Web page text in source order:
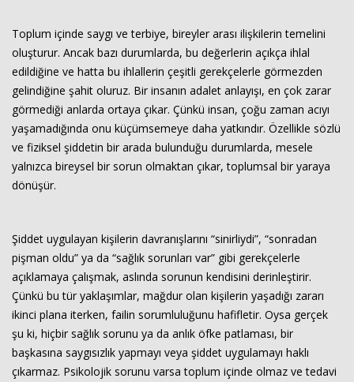
Toplum içinde saygı ve terbiye, bireyler arası ilişkilerin temelini
oluşturur. Ancak bazı durumlarda, bu değerlerin açıkça ihlal
edildiğine ve hatta bu ihlallerin çeşitli gerekçelerle görmezden
gelindiğine şahit oluruz. Bir insanın adalet anlayışı, en çok zarar
görmediği anlarda ortaya çıkar. Çünkü insan, çoğu zaman acıyı
yaşamadığında onu küçümsemeye daha yatkındır. Özellikle sözlü
ve fiziksel şiddetin bir arada bulunduğu durumlarda, mesele
yalnızca bireysel bir sorun olmaktan çıkar, toplumsal bir yaraya
dönüşür.
Şiddet uygulayan kişilerin davranışlarını “sinirliydi”, “sonradan
pişman oldu” ya da “sağlık sorunları var” gibi gerekçelerle
açıklamaya çalışmak, aslında sorunun kendisini derinleştirir.
Çünkü bu tür yaklaşımlar, mağdur olan kişilerin yaşadığı zararı
ikinci plana iterken, failin sorumluluğunu hafifletir. Oysa gerçek
şu ki, hiçbir sağlık sorunu ya da anlık öfke patlaması, bir
başkasına saygısızlık yapmayı veya şiddet uygulamayı haklı
çıkarmaz. Psikolojik sorunu varsa toplum içinde olmaz ve tedavi
Haberin Doğru Adresi.